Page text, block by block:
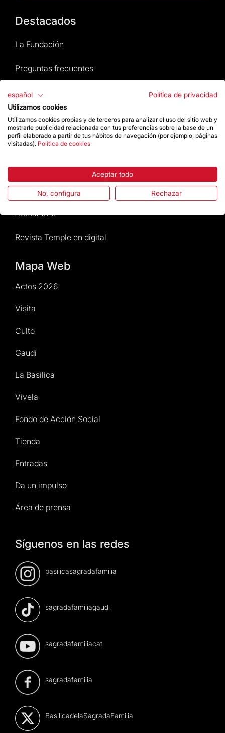
Destacados
La Fundación
Preguntas frecuentes
Atención al Visitante
Normativa y condiciones de compra
Noticias y Actualidad
Agenda
Da un impulso
Actos2026
Revista Temple en digital
Mapa Web
Actos 2026
Visita
Culto
Gaudí
La Basílica
Vívela
Fondo de Acción Social
Tienda
Entradas
Da un impulso
Área de prensa
Síguenos en las redes
basilicasagradafamilia
sagradafamiliagaudi
sagradafamiliacat
sagradafamilia
BasilicadelaSagradaFamilia
español
Política de privacidad
Utilizamos cookies
Utilizamos cookies propias y de terceros para analizar el uso del sitio web y
mostrarle publicidad relacionada con tus preferencias sobre la base de un
perfil elaborado a partir de tus hábitos de navegación (por ejemplo, páginas
visitadas). Política de cookies
Aceptar todo
No, configura Rechazar